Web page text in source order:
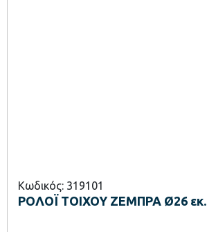
Κωδικός: 319101
ΡΟΛΟΪ ΤΟΙΧΟΥ ΖΕΜΠΡΑ Ø26 εκ.